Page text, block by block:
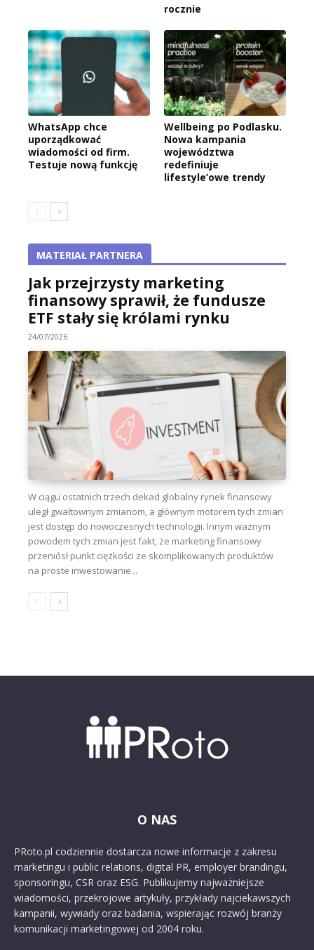
rocznie
WhatsApp chce
uporządkować
wiadomości od firm.
Testuje nową funkcję
Wellbeing po Podlasku.
Nowa kampania
województwa
redefiniuje
lifestyle’owe trendy
MATERIAŁ PARTNERA
Jak przejrzysty marketing
finansowy sprawił, że fundusze
ETF stały się królami rynku
24/07/2026
W ciągu ostatnich trzech dekad globalny rynek finansowy
uległ gwałtownym zmianom, a głównym motorem tych zmian
jest dostęp do nowoczesnych technologii. Innym ważnym
powodem tych zmian jest fakt, że marketing finansowy
przeniósł punkt ciężkości ze skomplikowanych produktów
na proste inwestowanie...
O NAS
PRoto.pl codziennie dostarcza nowe informacje z zakresu
marketingu i public relations, digital PR, employer brandingu,
sponsoringu, CSR oraz ESG. Publikujemy najważniejsze
wiadomości, przekrojowe artykuły, przykłady najciekawszych
kampanii, wywiady oraz badania, wspierając rozwój branży
komunikacji marketingowej od 2004 roku.